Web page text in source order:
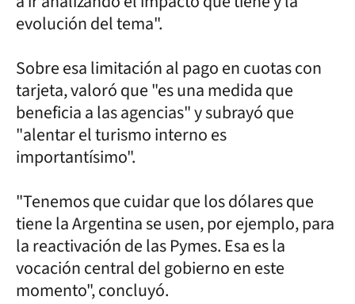
evolución del tema".
Sobre esa limitación al pago en cuotas con
tarjeta, valoró que "es una medida que
beneficia a las agencias" y subrayó que
"alentar el turismo interno es
importantísimo".
"Tenemos que cuidar que los dólares que
tiene la Argentina se usen, por ejemplo, para
la reactivación de las Pymes. Esa es la
vocación central del gobierno en este
momento", concluyó.